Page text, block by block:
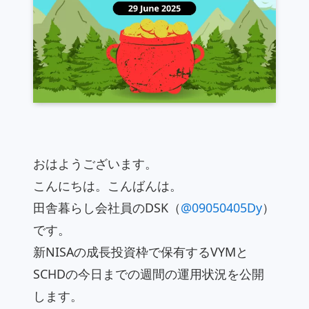
おはようございます。
こんにちは。こんばんは。
田舎暮らし会社員のDSK（@09050405Dy）
です。
新NISAの成長投資枠で保有するVYMと
SCHDの今日までの週間の運用状況を公開
します。